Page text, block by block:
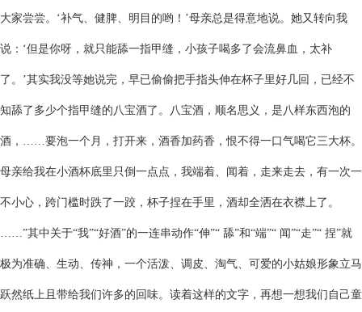
大家尝尝。‘补气、健脾、明目的哟！’母亲总是得意地说。她又转向我
说：‘但是你呀，就只能舔一指甲缝，小孩子喝多了会流鼻血，太补
了。’其实我没等她说完，早已偷偷把手指头伸在杯子里好几回，已经不
知舔了多少个指甲缝的八宝酒了。八宝酒，顺名思义，是八样东西泡的
酒，……要泡一个月，打开来，酒香加药香，恨不得一口气喝它三大杯。
母亲给我在小酒杯底里只倒一点点，我端着、闻着，走来走去，有一次一
不小心，跨门槛时跌了一跤，杯子捏在手里，酒却全洒在衣襟上了。
……”其中关于“我”“好酒”的一连串动作“伸”“ 舔”和“端”“ 闻”“走”“ 捏”就
极为准确、生动、传神，一个活泼、调皮、淘气、可爱的小姑娘形象立马
跃然纸上且带给我们许多的回味。读着这样的文字，再想一想我们自己童